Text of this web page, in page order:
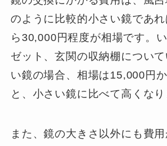
のように比較的小さい鏡であ
ら30,000円程度が相場です。
ゼット、玄関の収納棚につい
い鏡の場合、相場は15,000円
と、小さい鏡に比べて高くなり
また、鏡の大きさ以外にも費